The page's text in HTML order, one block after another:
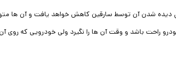
دیده شدن آن توسط سارقین کاهش خواهد یافت و آن ها
راحت باشد و وقت آن ها را نگیرد ولی خودرویی که